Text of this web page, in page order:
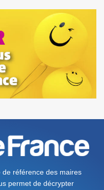
référence des maires
permet de décrypter